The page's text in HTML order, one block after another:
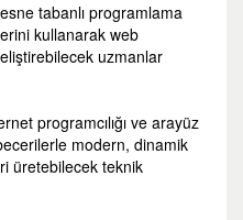
tabanlı programlama
kullanarak web
uzmanlar
programcılığı ve arayüz
modern, dinamik
üretebilecek teknik